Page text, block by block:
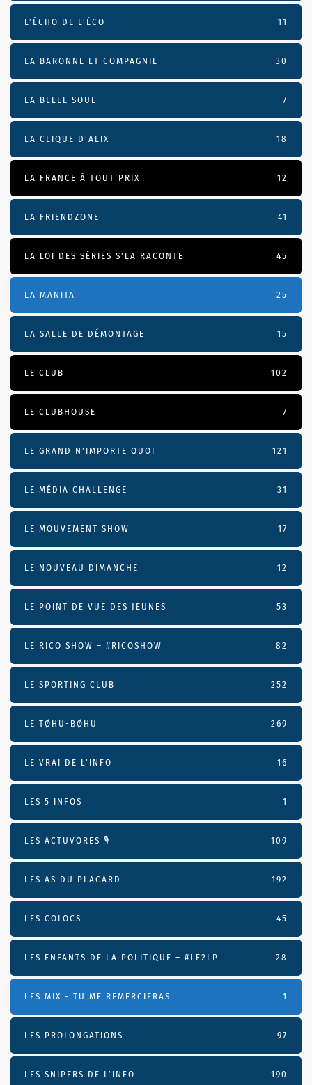
L’ÉCHO DE L’ÉCO 11
LA BARONNE ET COMPAGNIE 30
LA BELLE SOUL 7
LA CLIQUE D'ALIX 18
LA FRANCE À TOUT PRIX 12
LA FRIENDZONE 41
LA LOI DES SÉRIES S'LA RACONTE 45
LA MANITA 25
LA SALLE DE DÉMONTAGE 15
LE CLUB 102
LE CLUBHOUSE 7
LE GRAND N’IMPORTE QUOI 121
LE MÉDIA CHALLENGE 31
LE MOUVEMENT SHOW 17
LE NOUVEAU DIMANCHE 12
LE POINT DE VUE DES JEUNES 53
LE RICO SHOW – #RICOSHOW 82
LE SPORTING CLUB 252
LE TØHU-BØHU 269
LE VRAI DE L’INFO 16
LES 5 INFOS 1
LES ACTUVORES 🎙 109
LES AS DU PLACARD 192
LES COLOCS 45
LES ENFANTS DE LA POLITIQUE – #LE2LP 28
LES MIX - TU ME REMERCIERAS 1
LES PROLONGATIONS 97
LES SNIPERS DE L’INFO 190